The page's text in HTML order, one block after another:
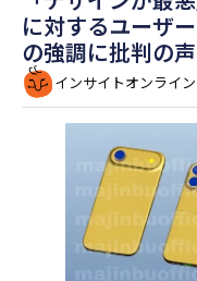
に対するユーザ
の強調に批判の声
インサイトオンライン